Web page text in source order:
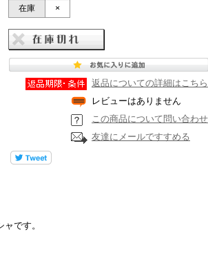
在庫 ×
返品についての詳細はこちら
レビューはありません
この商品について問い合わ
友達にメールですすめる
です。